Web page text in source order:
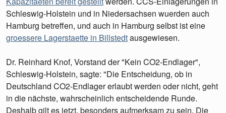
Schleswig-Holstein und in Niedersachsen wuerden auch
Hamburg betreffen, und auch in Hamburg selbst ist eine
groessere Lagerstaette in Billstedtausgewiesen.
Dr. Reinhard Knof, Vorstand der "Kein CO2-Endlager",
Schleswig-Holstein, sagte: "Die Entscheidung, ob in
Deutschland CO2-Endlager erlaubt werden oder nicht, geht
in die nächste, wahrscheinlich entscheidende Runde.
Deshalb gilt es jetzt, besonders aufmerksam zu sein. Die